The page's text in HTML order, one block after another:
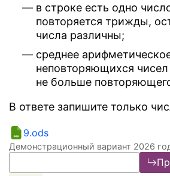
в строке есть одно
повторяется трижды,
числа различны;
среднее
неповторяющихся чисел
не больше
В ответе запишите только
9.ods
Демонстрационный вариант 2026